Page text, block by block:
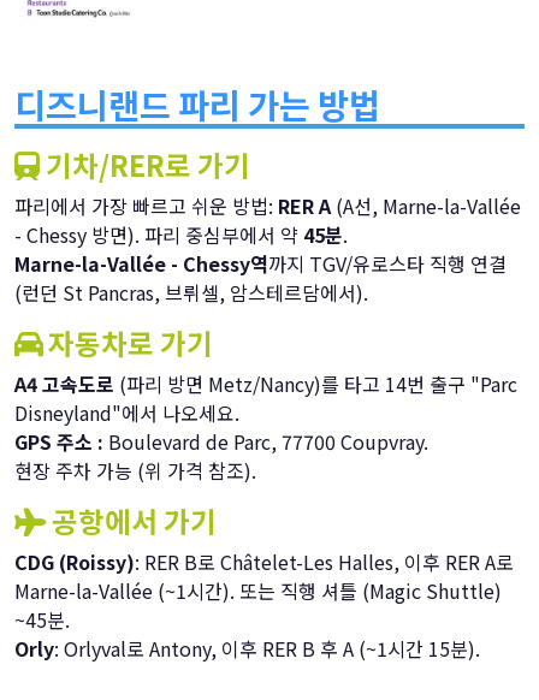
디즈니랜드 파리 가는 방법
기차/RER로 가기
파리에서 가장 빠르고 쉬운 방법: RER A (A선, Marne-la-Vallée
- Chessy 방면). 파리 중심부에서 약 45분.
Marne-la-Vallée - Chessy역까지 TGV/유로스타 직행 연결
(런던 St Pancras, 브뤼셀, 암스테르담에서).
자동차로 가기
A4 고속도로 (파리 방면 Metz/Nancy)를 타고 14번 출구 "Parc
Disneyland"에서 나오세요.
GPS 주소 : Boulevard de Parc, 77700 Coupvray.
현장 주차 가능 (위 가격 참조).
공항에서 가기
CDG (Roissy): RER B로 Châtelet-Les Halles, 이후 RER A로
Marne-la-Vallée (~1시간). 또는 직행 셔틀 (Magic Shuttle)
~45분.
Orly: Orlyval로 Antony, 이후 RER B 후 A (~1시간 15분).